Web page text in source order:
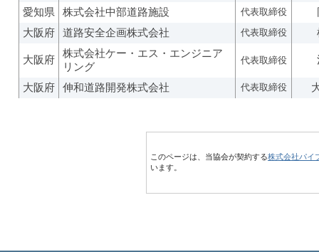
愛知県
株式会社中部道路施設 代表取締役
大阪府
道路安全企画株式会社 代表取締役
大阪府
株式会社ケー・エス・エンジニア
リング
代表取締役
大阪府 伸和道路開発株式会社 代表取締役
このページは、当協会が契約する株式会社パイ
います。